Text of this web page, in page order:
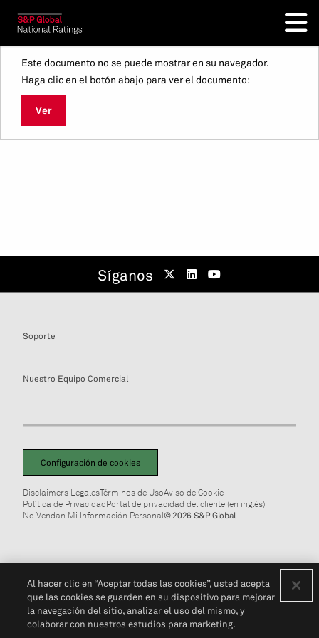
Este documento no se puede mostrar en su navegador.
Haga clic en el botón abajo para ver el documento:
Ver
Síganos
Soporte
Nuestro Equipo Comercial
Configuración de cookies
Disclaimers LegalesTérminos de UsoAviso de Cookie
Política de PrivacidadPortal de privacidad del cliente (en inglés)
No Vendan Mi Información Personal© 2026 S&P Global
Al hacer clic en “Aceptar todas las cookies”, usted acepta
que las cookies se guarden en su dispositivo para mejorar
la navegación del sitio, analizar el uso del mismo, y
colaborar con nuestros estudios para marketing.